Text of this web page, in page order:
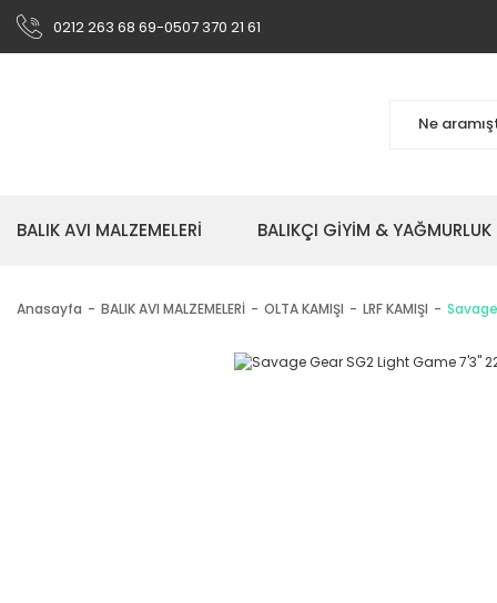
0212 263 68 69-0507 370 21 61
BALIK AVI MALZEMELERİ BALIKÇI GİYİM & YAĞMURLUK
Anasayfa BALIK AVI MALZEMELERİ OLTA KAMIŞI LRF KAMIŞI